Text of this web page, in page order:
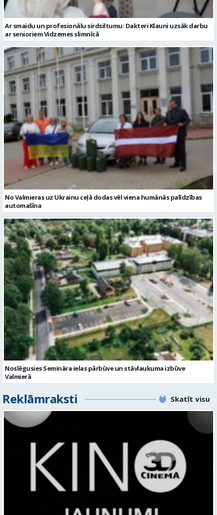
Ar smaidu un profesionālu sirdsiltumu: Dakteri Klauni uzsāk darbu
ar senioriem Vidzemes slimnīcā
No Valmieras uz Ukrainu ceļā dodas vēl viena humānās palīdzības
automašīna
Noslēgusies Semināra ielas pārbūve un stāvlaukuma izbūve
Valmierā
Reklāmraksti Skatīt visu